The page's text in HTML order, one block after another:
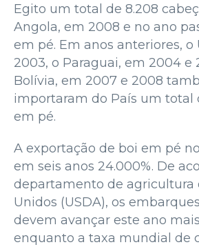
Egito um total de 8.208
Angola, em 2008 e no ano
em pé. Em anos anteriores, o
2003, o Paraguai, em 2004 e
Bolívia, em 2007 e 2008
importaram do País um total
em pé.
A exportação de boi em pé
em seis anos 24.000%. De
departamento de agricultura
Unidos (USDA), os
devem avançar este ano
enquanto a taxa mundial de